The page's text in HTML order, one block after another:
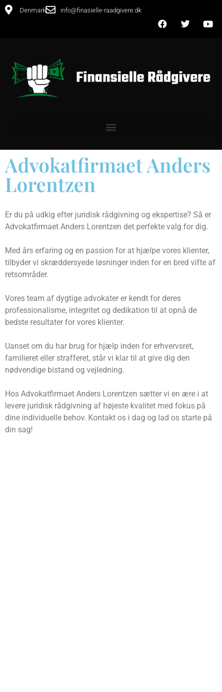
Denmark info@finasielle-raadgivere.dk
Advokatfirmaet Anders
Lorentzen
Er du på udkig efter juridisk rådgivning og ekspertise? Så er
Advokatfirmaet Anders Lorentzen det perfekte valg for dig.
Med års erfaring og en passion for at hjælpe vores klienter,
tilbyder vi skræddersyede løsninger inden for en bred vifte af
retsområder.
Vores team af dygtige advokater er kendt for deres
professionalisme, integritet og dedikation til at opnå de
bedste resultater for vores klienter.
Uanset om du har brug for hjælp inden for erhvervsret,
familieret eller strafferet, står vi klar til at give dig den
nødvendige bistand og vejledning.
Hos Advokatfirmaet Anders Lorentzen sætter vi en ære i at
levere juridisk rådgivning af højeste kvalitet med fokus på
dine individuelle behov. Kontakt os i dag og lad os starte på
din sag!